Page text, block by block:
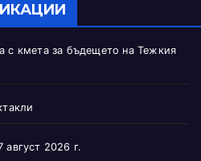
с кмета за бъдещето на Тежкия
август 2026 г.